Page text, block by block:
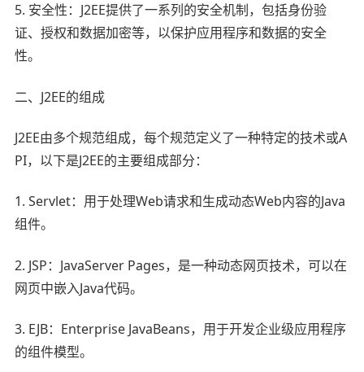
5. 安全性：J2EE提供了一系列的安全机制，包括身份验
证、授权和数据加密等，以保护应用程序和数据的安全
性。
二、J2EE的组成
J2EE由多个规范组成，每个规范定义了一种特定的技术或A
PI，以下是J2EE的主要组成部分：
1. Servlet：用于处理Web请求和生成动态Web内容的Java
组件。
2. JSP：JavaServer Pages，是一种动态网页技术，可以在
网页中嵌入Java代码。
3. EJB：Enterprise JavaBeans，用于开发企业级应用程序
的组件模型。